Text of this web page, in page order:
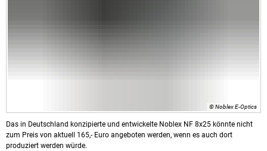
© Noblex E-Optics
Das in Deutschland konzipierte und entwickelte Noblex NF 8x25 könnte nicht
zum Preis von aktuell 165,- Euro angeboten werden, wenn es auch dort
produziert werden würde.